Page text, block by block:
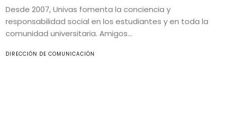
Desde 2007, Univas fomenta la conciencia y
responsabilidad social en los estudiantes y en toda la
comunidad universitaria. Amigos...
DIRECCIÓN DE COMUNICACIÓN